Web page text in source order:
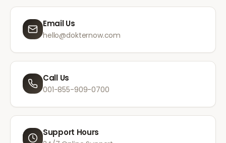
Email Us
hello@dokternow.com
Call Us
001-855-909-0700
Support Hours